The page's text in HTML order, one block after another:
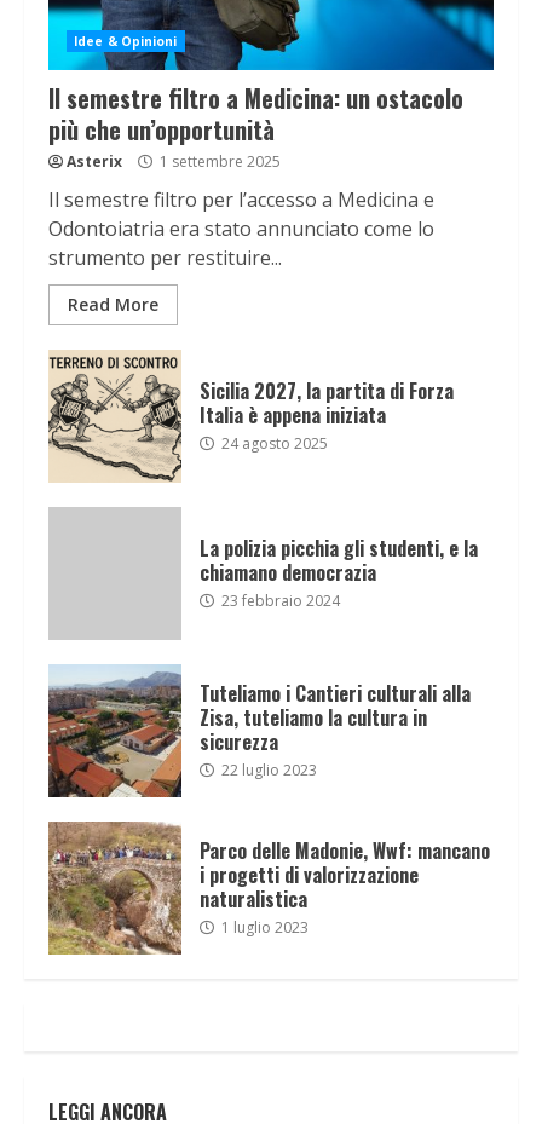
Idee & Opinioni
Il semestre filtro a Medicina: un ostacolo
più che un’opportunità
Asterix 1 settembre 2025
Il semestre filtro per l’accesso a Medicina e
Odontoiatria era stato annunciato come lo
strumento per restituire...
Read More
Sicilia 2027, la partita di Forza
Italia è appena iniziata
24 agosto 2025
La polizia picchia gli studenti, e la
chiamano democrazia
23 febbraio 2024
Tuteliamo i Cantieri culturali alla
Zisa, tuteliamo la cultura in
sicurezza
22 luglio 2023
Parco delle Madonie, Wwf: mancano
i progetti di valorizzazione
naturalistica
1 luglio 2023
LEGGI ANCORA